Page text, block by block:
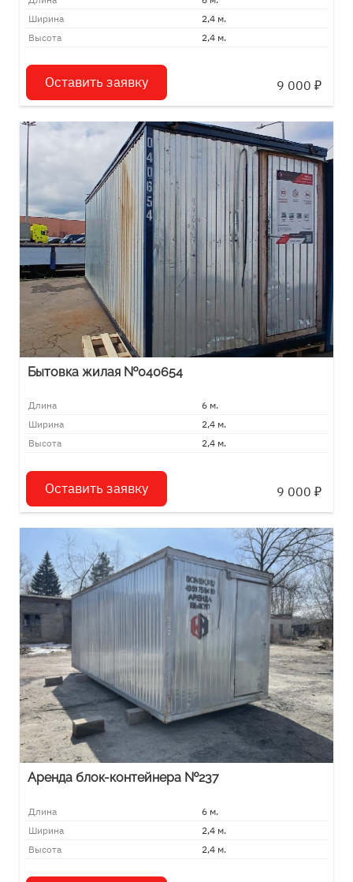
Ширина
2,4 м.
Высота
2,4 м.
Оставить заявку 9 000 ₽
Бытовка жилая №040654
Длина
6 м.
Ширина
2,4 м.
Высота
2,4 м.
Оставить заявку 9 000 ₽
Аренда блок-контейнера №237
Длина
6 м.
Ширина
2,4 м.
Высота
2,4 м.